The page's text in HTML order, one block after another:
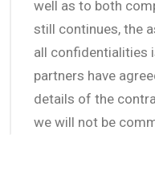
well as to both
still continues, the
all confidentialities
partners have
details of the
we will not be